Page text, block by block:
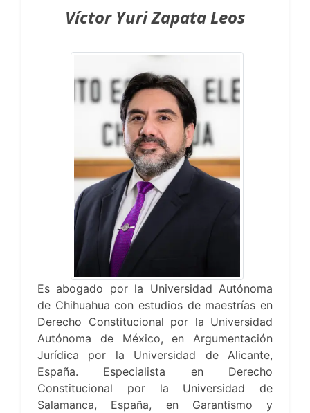
Víctor Yuri Zapata Leos
Es abogado por la Universidad Autónoma
de Chihuahua con estudios de maestrías en
Derecho Constitucional por la Universidad
Autónoma de México, en Argumentación
Jurídica por la Universidad de Alicante,
España. Especialista en Derecho
Constitucional por la Universidad de
Salamanca, España, en Garantismo y